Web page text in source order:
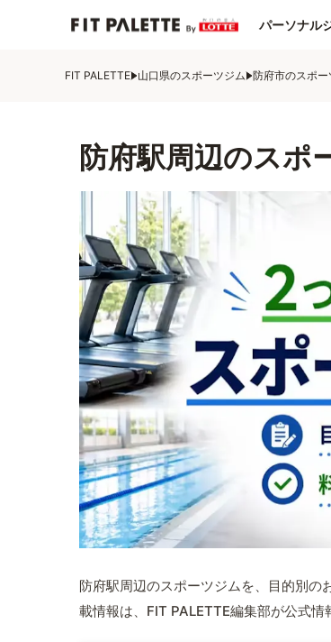
パーソナル
FIT PALETTE 山口県のスポーツジム 防府市のスポー
防府駅周辺のスポ
防府駅周辺のスポーツジムを、目的別の
載情報は、FIT PALETTE編集部が公式情